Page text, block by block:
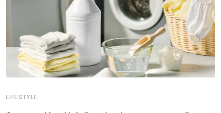
LIFESTYLE